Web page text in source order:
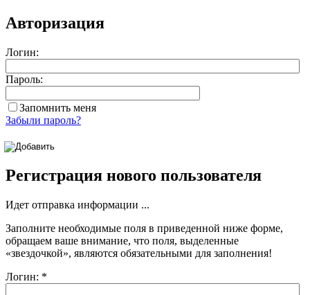
Авторизация
Логин:
Пароль:
Запомнить меня
Забыли пароль?
Регистрация нового пользователя
Идет отправка информации ...
Заполните необходимые поля в приведенной ниже форме,
обращаем ваше внимание, что поля, выделенные
«звездочкой», являются обязательными для заполнения!
Логин: *